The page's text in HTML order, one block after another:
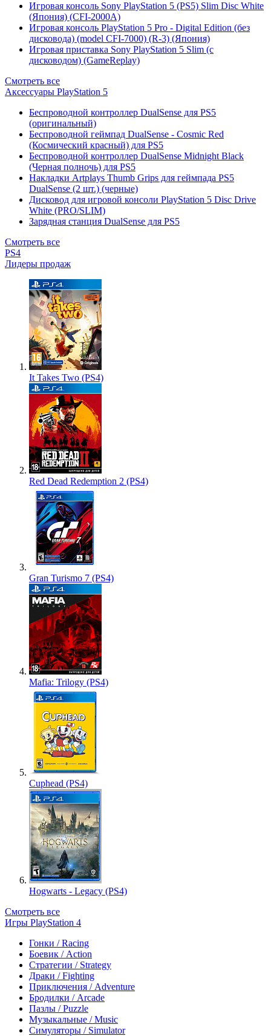
Игровая консоль Sony PlayStation 5 (PS5) Slim Disc White
(Япония) (CFI-2000A)
Игровая консоль PlayStation 5 Pro - Digital Edition (без
дисковода) (model CFI-7000) (R-3) (Япония)
Игровая приставка Sony PlayStation 5 Slim (с
дисководом) (GameReplay)
Смотреть все
Аксессуары PlayStation 5
Беспроводной контроллер DualSense для PS5
(оригинальный)
Беспроводной геймпад DualSense - Cosmic Red
(Космический красный) для PS5
Беспроводной контроллер DualSense Midnight Black
(Черная полночь) для PS5
Накладки Artplays Thumb Grips для геймпада PS5
DualSense (2 шт.) (черные)
Дисковод для игровой консоли PlayStation 5 Disc Drive
White (PRO/SLIM)
Зарядная станция DualSense для PS5
Смотреть все
PS4
Лидеры продаж
It Takes Two (PS4)
Red Dead Redemption 2 (PS4)
Gran Turismo 7 (PS4)
Mafia: Trilogy (PS4)
Cuphead (PS4)
Hogwarts - Legacy (PS4)
Смотреть все
Игры PlayStation 4
Гонки / Racing
Боевик / Action
Стратегии / Strategy
Драки / Fighting
Приключения / Adventure
Бродилки / Arcade
Пазлы / Puzzle
Музыкальные / Music
Симуляторы / Simulator